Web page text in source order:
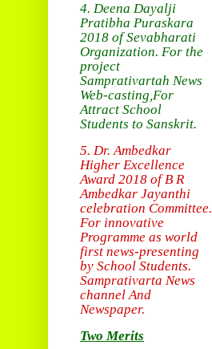
4. Deena Dayalji
Pratibha Puraskara
2018 of Sevabharati
Organization. For the
project
Samprativartah News
Web-casting,For
Attract School
Students to Sanskrit.
5. Dr. Ambedkar
Higher Excellence
Award 2018 of B R
Ambedkar Jayanthi
celebration Committee.
For innovative
Programme as world
first news-presenting
by School Students.
Samprativarta News
channel And
Newspaper.
Two Merits